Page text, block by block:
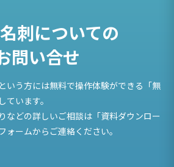
刺についての
問い合せ
いう方には無料で操作体験ができる「無
います。
などの詳しいご相談は「資料ダウンロー
ォームからご連絡ください。